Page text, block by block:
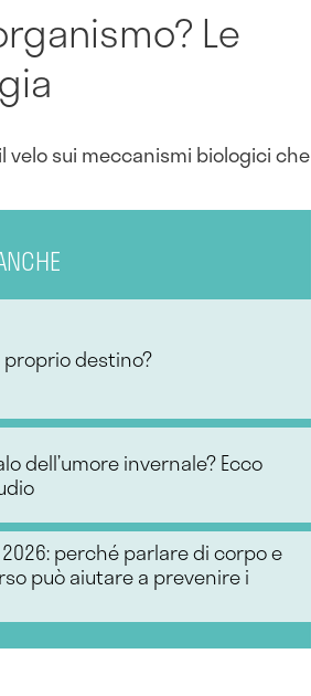
Le
velo sui meccanismi biologici che
destino?
dell’umore invernale? Ecco
perché parlare di corpo e
può aiutare a prevenire i